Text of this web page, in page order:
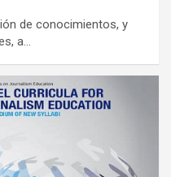
de conocimientos, y
a…